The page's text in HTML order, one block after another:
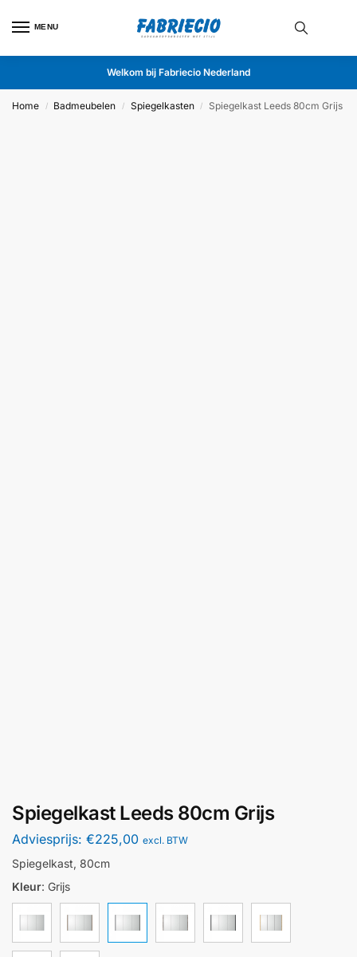
MENU
Welkom bij Fabriecio Nederland
Home / Badmeubelen / Spiegelkasten / Spiegelkast Leeds 80cm Grijs
Spiegelkast Leeds 80cm Grijs
Adviesprijs: €225,00 excl. BTW
Spiegelkast, 80cm
Kleur: Grijs